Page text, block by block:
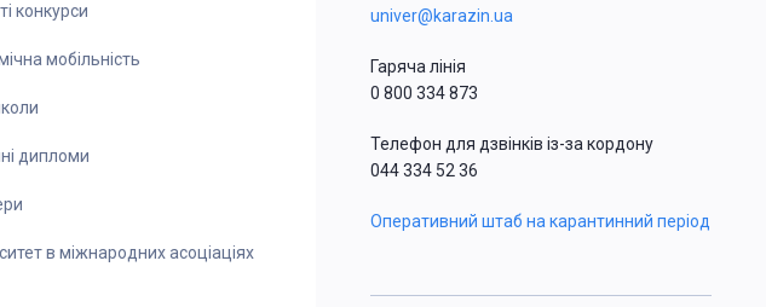
конкурси
мобільність
дипломи
в міжнародних асоціаціях
univer@karazin.ua
Гаряча лінія
0 800 334 873
Телефон для дзвінків із-за кордону
044 334 52 36
Оперативний штаб на карантинний період